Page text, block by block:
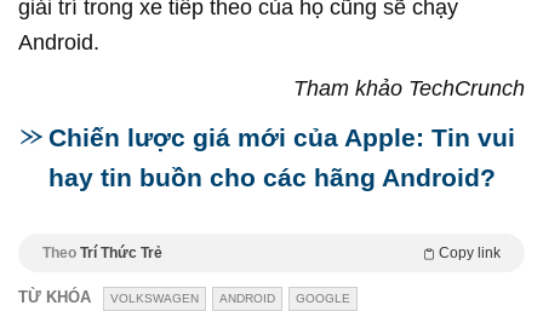
giải trí trong xe tiếp theo của họ cũng sẽ chạy
Android.
Tham khảo TechCrunch
Chiến lược giá mới của Apple: Tin vui
hay tin buồn cho các hãng Android?
Theo Trí Thức Trẻ Copy link
TỪ KHÓA VOLKSWAGEN ANDROID GOOGLE